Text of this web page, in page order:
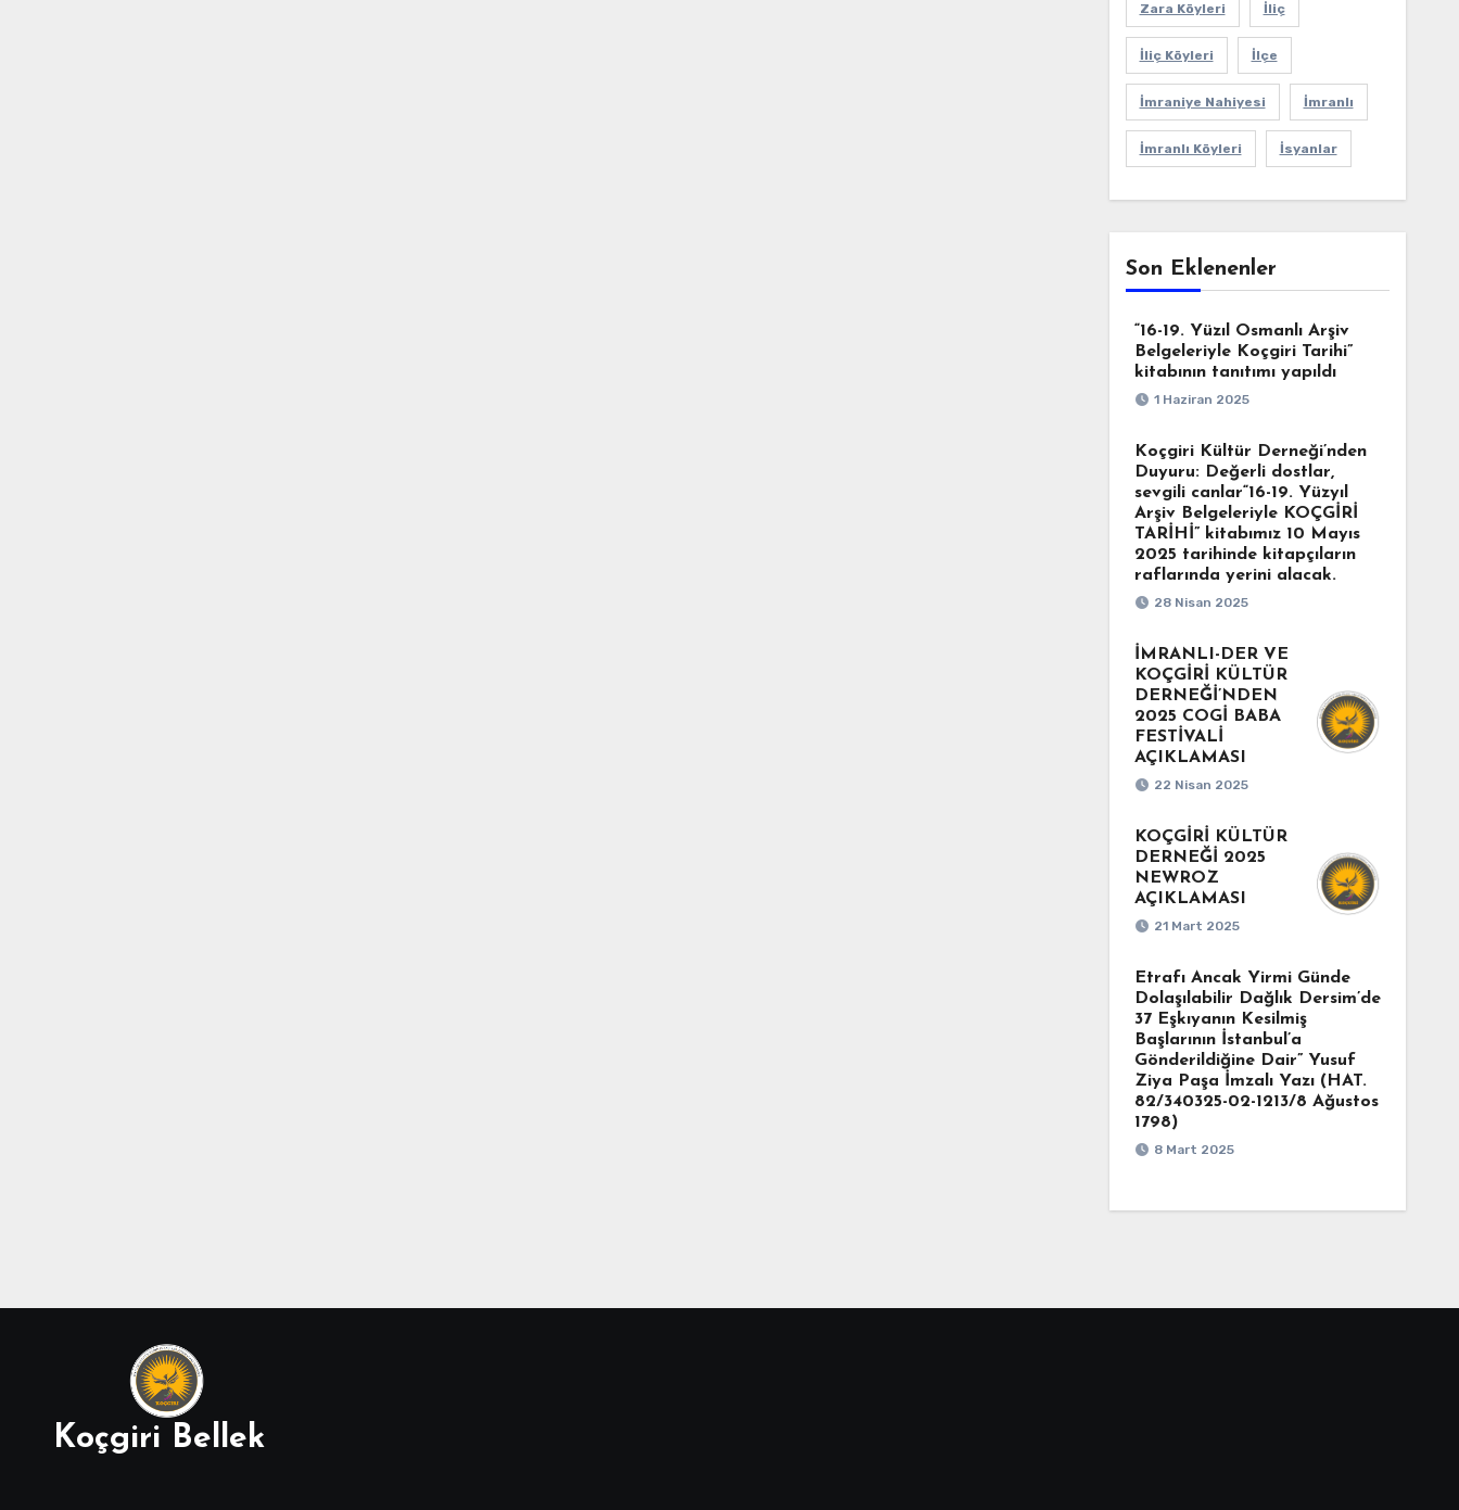
Zara Köyleri İliç
İliç Köyleri İlçe
İmraniye Nahiyesi İmranlı
İmranlı Köyleri İsyanlar
Son Eklenenler
“16-19. Yüzıl Osmanlı Arşiv
Belgeleriyle Koçgiri Tarihi”
kitabının tanıtımı yapıldı
1 Haziran 2025
Koçgiri Kültür Derneği’nden
Duyuru: Değerli dostlar,
sevgili canlar“16-19. Yüzyıl
Arşiv Belgeleriyle KOÇGİRİ
TARİHİ” kitabımız 10 Mayıs
2025 tarihinde kitapçıların
raflarında yerini alacak.
28 Nisan 2025
İMRANLI-DER VE
KOÇGİRİ KÜLTÜR
DERNEĞİ’NDEN
2025 COGİ BABA
FESTİVALİ
AÇIKLAMASI
22 Nisan 2025
KOÇGİRİ KÜLTÜR
DERNEĞİ 2025
NEWROZ
AÇIKLAMASI
21 Mart 2025
Etrafı Ancak Yirmi Günde
Dolaşılabilir Dağlık Dersim’de
37 Eşkıyanın Kesilmiş
Başlarının İstanbul’a
Gönderildiğine Dair” Yusuf
Ziya Paşa İmzalı Yazı (HAT.
82/340325-02-1213/8 Ağustos
1798)
8 Mart 2025
Koçgiri Bellek